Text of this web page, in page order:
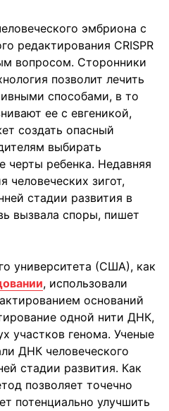
эмбриона с
редактирования CRISPR
вопросом. Сторонники
позволит лечить
способами, в то
ее с евгеникой,
создать опасный
выбирать
черты ребенка. Недавняя
человеческих зигот,
стадии развития в
вызвала споры, пишет
университета (США), как
, использовали
оснований
одной нити ДНК,
участков генома. Ученые
ДНК человеческого
стадии развития. Как
позволяет точечно
потенциально улучшить